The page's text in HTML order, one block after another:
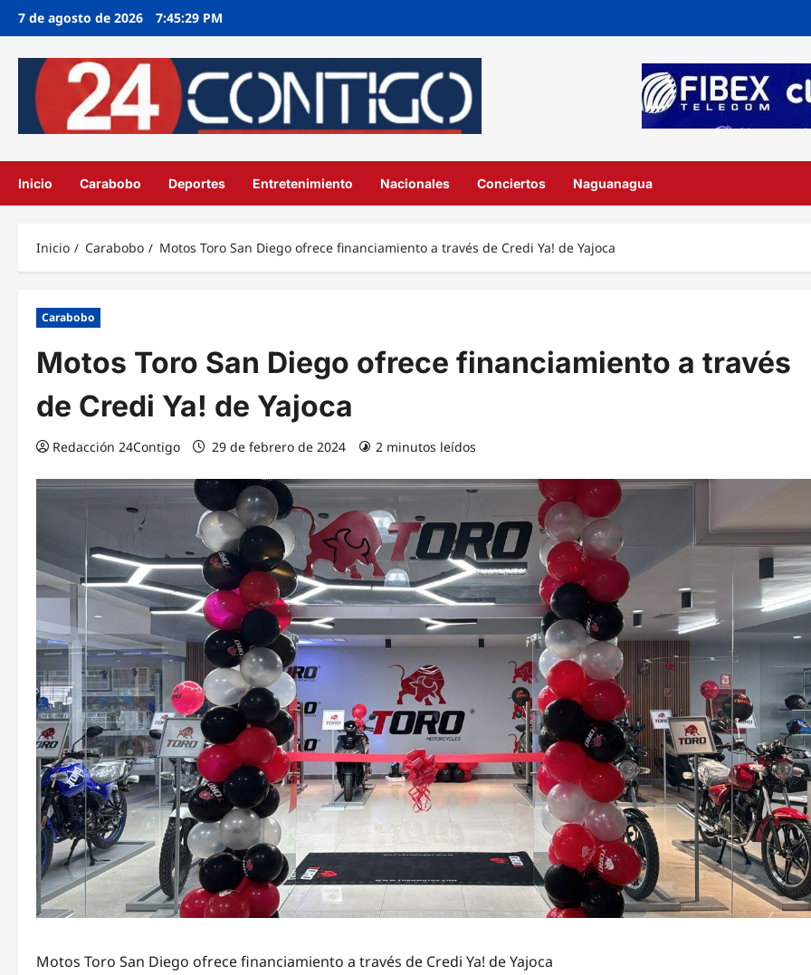
7 de agosto de 2026 7:45:30 PM
Inicio Carabobo Deportes Entretenimiento Nacionales Conciertos Naguanagua
Inicio Carabobo Motos Toro San Diego ofrece financiamiento a través de Credi Ya! de Yajoca
Carabobo
Motos Toro San Diego ofrece financiamiento a través
de Credi Ya! de Yajoca
Redacción 24Contigo 29 de febrero de 2024 2 minutos leídos
Motos Toro San Diego ofrece financiamiento a través de Credi Ya! de Yajoca